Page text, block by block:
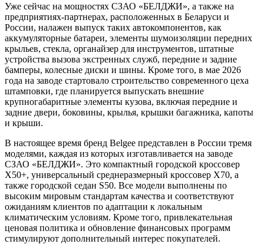
Уже сейчас на мощностях СЗАО «БЕЛДЖИ», а также на
предприятиях-партнерах, расположенных в Беларуси и
России, налажен выпуск таких автокомпонентов, как
аккумуляторные батареи, элементы шумоизоляции передних
крыльев, стекла, органайзер для инструментов, штатные
устройства вызова экстренных служб, передние и задние
бамперы, колесные диски и шины. Кроме того, в мае 2026
года на заводе стартовало строительство современного цеха
штамповки, где планируется выпускать внешние
крупногабаритные элементы кузова, включая передние и
задние двери, боковины, крылья, крышки багажника, капоты
и крыши.
В настоящее время бренд Belgee представлен в России тремя
моделями, каждая из которых изготавливается на заводе
СЗАО «БЕЛДЖИ». Это компактный городской кроссовер
X50+, универсальный среднеразмерный кроссовер X70, а
также городской седан S50. Все модели выполнены по
высоким мировым стандартам качества и соответствуют
ожиданиям клиентов по адаптации к локальным
климатическим условиям. Кроме того, привлекательная
ценовая политика и обновление финансовых программ
стимулируют дополнительный интерес покупателей.